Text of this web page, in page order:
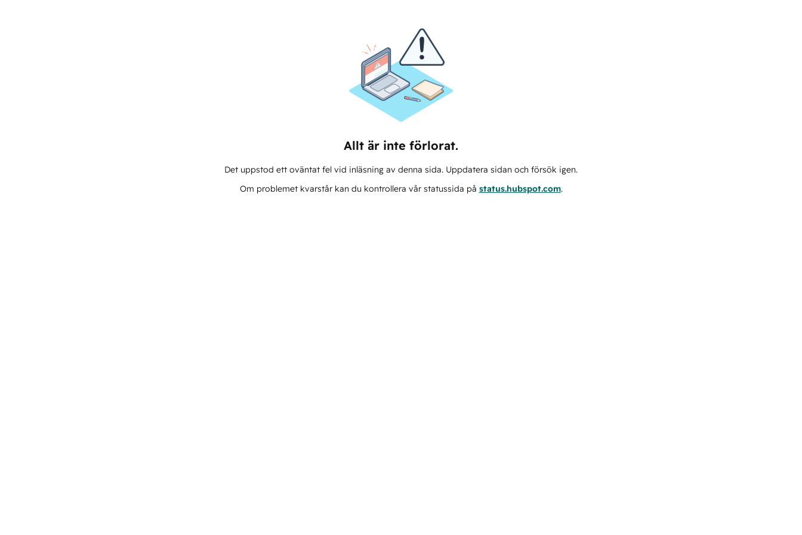
Allt är inte förlorat.
Det uppstod ett oväntat fel vid inläsning av denna sida. Uppdatera sidan och försök igen.
Om problemet kvarstår kan du kontrollera vår statussida på status.hubspot.com.